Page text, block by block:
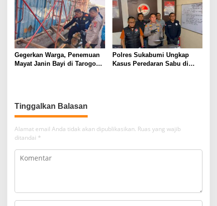
Gegerkan Warga, Penemuan
Mayat Janin Bayi di Tarogong
Polres Sukabumi Ungkap
Kasus Peredaran Sabu di
Tinggalkan Balasan
Alamat email Anda tidak akan dipublikasikan. Ruas yang wajib
ditandai *